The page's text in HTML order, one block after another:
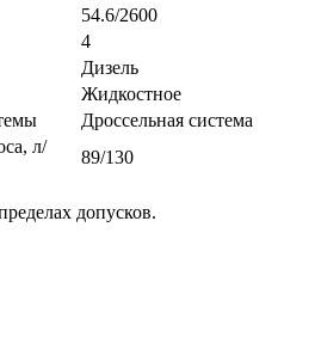
54.6/2600
4
Дизель
Жидкостное
Дроссельная система
л/
89/130
допусков.